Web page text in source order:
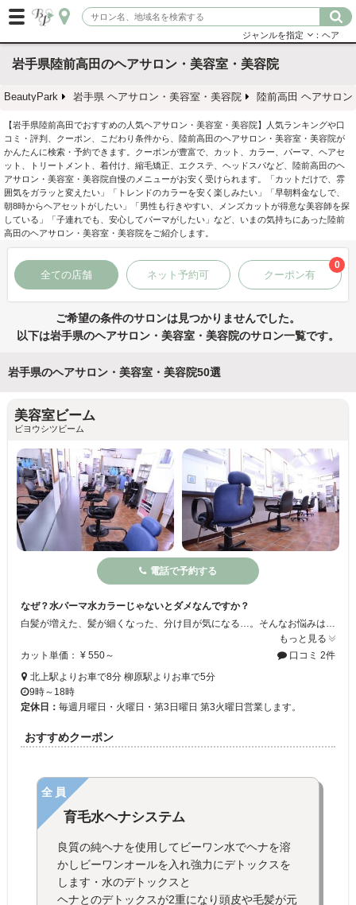
ジャンルを指定 ：ヘア
岩手県陸前高田のヘアサロン・美容室・美容院
BeautyPark 岩手県 ヘアサロン・美容室・美容院 陸前高田 ヘアサロ
【岩手県陸前高田でおすすめの人気ヘアサロン・美容室・美容院】人気ランキングや口
コミ・評判、クーポン、こだわり条件から、陸前高田のヘアサロン・美容室・美容院が
かんたんに検索・予約できます。クーポンが豊富で、カット、カラー、パーマ、ヘアセ
ット、トリートメント、着付け、縮毛矯正、エクステ、ヘッドスパなど、陸前高田のヘ
アサロン・美容室・美容院自慢のメニューがお安く受けられます。「カットだけで、雰
囲気をガラッと変えたい」「トレンドのカラーを安く楽しみたい」「早朝料金なしで、
朝8時からヘアセットがしたい」「男性も行きやすい、メンズカットが得意な美容師を探
している」「子連れでも、安心してパーマがしたい」など、いまの気持ちにあった陸前
高田のヘアサロン・美容室・美容院をご紹介します。
全ての店舗 ネット予約可 クーポン有
0
ご希望の条件のサロンは見つかりませんでした。
以下は岩手県のヘアサロン・美容室・美容院のサロン一覧です。
岩手県のヘアサロン・美容室・美容院50選
美容室ビーム
ビヨウシツビーム
電話で予約する
なぜ？水パーマ水カラーじゃないとダメなんですか？
白髪が増えた、髪が細くなった、分け目が気になる…。そんなお悩みはありませんか？北上市の当店では、 水育毛カラー＆水育毛ヘナで髪と頭皮をいたわりながら美しく染め上げます。 染めるたびにツヤ・ハリ・コシを実感したい方におすすめ。 5年後、10年後も若々しい髪を目指すなら、今こそ始めませんか？
もっと見る
カット単価： ¥ 550～
口コミ 2件
北上駅よりお車で8分 柳原駅よりお車で5分
9時～18時
定休日： 毎週月曜日・火曜日・第3日曜日 第3火曜日営業します。
おすすめクーポン
全員
育毛水ヘナシステム
良質の純ヘナを使用してビーワン水でヘナを溶
かしビーワンオールを入れ強力にデトックスを
します・水のデトックスと
ヘナとのデトックスが2重になり頭皮や毛髪が元